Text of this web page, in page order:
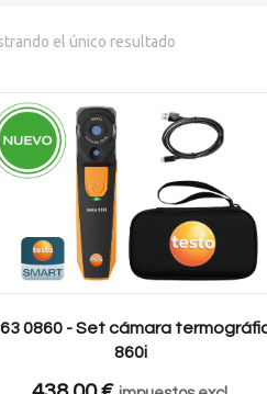
el único resultado
0860 - Set cámara
860i